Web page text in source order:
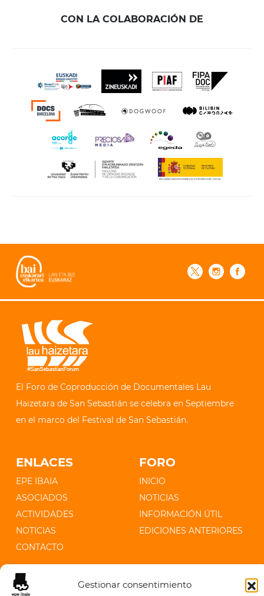
Gestionar consentimiento
CON LA COLABORACIÓN DE
El Foro de Coproducción de Documentales Lau
Haizetara de San Sebastián se celebra en Septiembre
en el marco del Festival de San Sebastián.
ENLACES
EPE IBAIA
ASOCIADOS
ACTIVIDADES
NOTICIAS
CONTACTO
FORO
INICIO
NOTICIAS
INFORMACIÓN ÚTIL
EDICIONES ANTERIORES
CONTACTO